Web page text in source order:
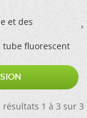
et des
tube fluorescent
résultats 1 à 3 sur 3